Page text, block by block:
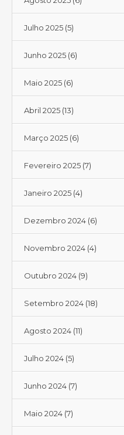
Julho 2025 (5)
Junho 2025 (6)
Maio 2025 (6)
Abril 2025 (13)
Março 2025 (6)
Fevereiro 2025 (7)
Janeiro 2025 (4)
Dezembro 2024 (6)
Novembro 2024 (4)
Outubro 2024 (9)
Setembro 2024 (18)
Agosto 2024 (11)
Julho 2024 (5)
Junho 2024 (7)
Maio 2024 (7)